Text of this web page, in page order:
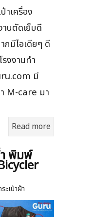
าเครื่อง
นตัดเย็บดี
กมีไอเดียๆ ดี
งงานทำ
มี
M-care มา
Read more
พิมพ์
ะเป๋าผ้า